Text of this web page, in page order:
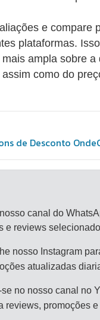
que isso para ser
por
ele nos mergulha
muito pouco a
onde os
Camorra.
tiveram coragem
e compare
plataformas.
ampla sobre a
como do
canal do
e reviews
nosso Instagram
atualizadas
no nosso canal no
reviews, promoções